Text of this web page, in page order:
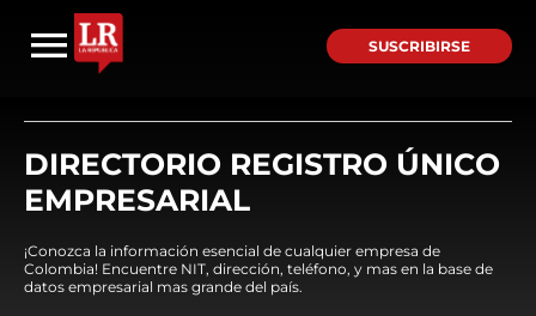
SUSCRIBIRSE
DIRECTORIO REGISTRO ÚNICO
EMPRESARIAL
¡Conozca la información esencial de cualquier empresa de
Colombia! Encuentre NIT, dirección, teléfono, y mas en la base de
datos empresarial mas grande del país.